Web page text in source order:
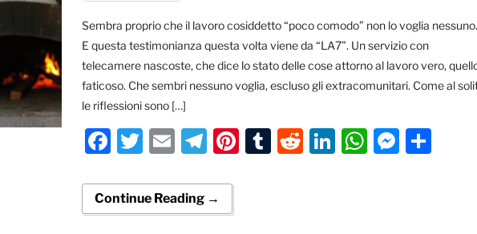
Sembra proprio che il lavoro cosiddetto “poco comodo” non lo voglia nessuno.
E questa testimonianza questa volta viene da “LA7”. Un servizio con
telecamere nascoste, che dice lo stato delle cose attorno al lavoro vero,
faticoso. Che sembri nessuno voglia, escluso gli extracomunitari. Come al
le riflessioni sono […]
Facebook
Twitter
EmailTelegram
Pinterest
Tumblr
Reddit
LinkedIn
Continue Reading →